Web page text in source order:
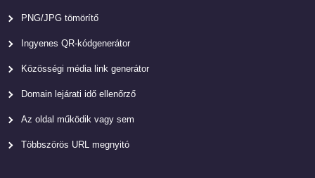
PNG/JPG tömörítő
Ingyenes QR-kódgenerátor
Közösségi média link generátor
Domain lejárati idő ellenőrző
Az oldal működik vagy sem
Többszörös URL megnyitó